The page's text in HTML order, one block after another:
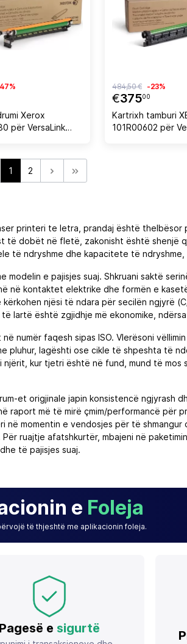
Xerox
për VersaLink
€37500
484,50 € -23%
Kartrixh tamburi
101R00602 për
1 2
printeri te letra, prandaj është
të dobët në fletë, zakonisht është
të ndryshme dhe kapacitete të
e pajisjes suaj. Shkruani saktë
në kontaktet elektrike dhe formën e
njësi të ndara për secilën ngjyrë
lartë është zgjidhje më ekonomike,
numër faqesh sipas ISO. Vlerësoni
pluhur, lagështi ose cikle të shpeshta të
kur tjetri është në fund, mund të
et origjinale japin konsistencë
më të mirë çmim/performancë për
momentin e vendosjes për të
ruajtje afatshkurtër, mbajeni në
të pajisjes suaj.
e Foleja
të thjeshtë me aplikacionin foleja.
Pagesë e sigurtë